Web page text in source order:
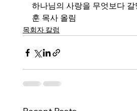
하나님의 사랑을 무엇보다
훈 목사 올림
목회자 칼럼